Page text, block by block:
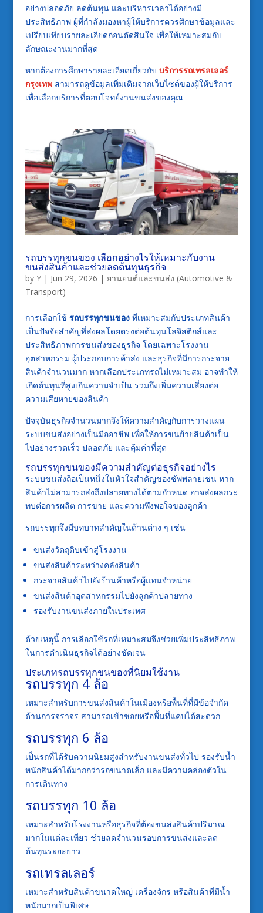
อย่างปลอดภัย ลดต้นทุน และบริหารเวลาได้อย่างมี
ประสิทธิภาพ ผู้ที่กำลังมองหาผู้ให้บริการควรศึกษาข้อมูลและ
เปรียบเทียบรายละเอียดก่อนตัดสินใจ เพื่อให้เหมาะสมกับ
ลักษณะงานมากที่สุด
หากต้องการศึกษารายละเอียดเกี่ยวกับ บริการรถเทรลเลอร์
กรุงเทพ สามารถดูข้อมูลเพิ่มเติมจากเว็บไซต์ของผู้ให้บริการ
เพื่อเลือกบริการที่ตอบโจทย์งานขนส่งของคุณ
รถบรรทุกขนของ เลือกอย่างไรให้เหมาะกับงาน
ขนส่งสินค้าและช่วยลดต้นทุนธุรกิจ
by Y| Jun 29, 2026 | ยานยนต์และขนส่ง (Automotive &
Transport)
การเลือกใช้ รถบรรทุกขนของที่เหมาะสมกับประเภทสินค้า
เป็นปัจจัยสำคัญที่ส่งผลโดยตรงต่อต้นทุนโลจิสติกส์และ
ประสิทธิภาพการขนส่งของธุรกิจ โดยเฉพาะโรงงาน
อุตสาหกรรม ผู้ประกอบการค้าส่ง และธุรกิจที่มีการกระจาย
สินค้าจำนวนมาก หากเลือกประเภทรถไม่เหมาะสม อาจทำให้
เกิดต้นทุนที่สูงเกินความจำเป็น รวมถึงเพิ่มความเสี่ยงต่อ
ความเสียหายของสินค้า
ปัจจุบันธุรกิจจำนวนมากจึงให้ความสำคัญกับการวางแผน
ระบบขนส่งอย่างเป็นมืออาชีพ เพื่อให้การขนย้ายสินค้าเป็น
ไปอย่างรวดเร็ว ปลอดภัย และคุ้มค่าที่สุด
รถบรรทุกขนของมีความสำคัญต่อธุรกิจอย่างไร
ระบบขนส่งถือเป็นหนึ่งในหัวใจสำคัญของซัพพลายเชน หาก
สินค้าไม่สามารถส่งถึงปลายทางได้ตามกำหนด อาจส่งผลกระ
ทบต่อการผลิต การขาย และความพึงพอใจของลูกค้า
รถบรรทุกจึงมีบทบาทสำคัญในด้านต่าง ๆ เช่น
ขนส่งวัตถุดิบเข้าสู่โรงงาน
ขนส่งสินค้าระหว่างคลังสินค้า
กระจายสินค้าไปยังร้านค้าหรือผู้แทนจำหน่าย
ขนส่งสินค้าอุตสาหกรรมไปยังลูกค้าปลายทาง
รองรับงานขนส่งภายในประเทศ
ด้วยเหตุนี้ การเลือกใช้รถที่เหมาะสมจึงช่วยเพิ่มประสิทธิภาพ
ในการดำเนินธุรกิจได้อย่างชัดเจน
ประเภทรถบรรทุกขนของที่นิยมใช้งาน
รถบรรทุก 4 ล้อ
เหมาะสำหรับการขนส่งสินค้าในเมืองหรือพื้นที่ที่มีข้อจำกัด
ด้านการจราจร สามารถเข้าซอยหรือพื้นที่แคบได้สะดวก
รถบรรทุก 6 ล้อ
เป็นรถที่ได้รับความนิยมสูงสำหรับงานขนส่งทั่วไป รองรับน้ำ
หนักสินค้าได้มากกว่ารถขนาดเล็ก และมีความคล่องตัวใน
การเดินทาง
รถบรรทุก 10 ล้อ
เหมาะสำหรับโรงงานหรือธุรกิจที่ต้องขนส่งสินค้าปริมาณ
มากในแต่ละเที่ยว ช่วยลดจำนวนรอบการขนส่งและลด
ต้นทุนระยะยาว
รถเทรลเลอร์
เหมาะสำหรับสินค้าขนาดใหญ่ เครื่องจักร หรือสินค้าที่มีน้ำ
หนักมากเป็นพิเศษ